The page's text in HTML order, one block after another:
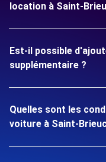
location à Saint-
Est-il possible
supplémentaire ?
Quelles sont les
voiture à Saint-